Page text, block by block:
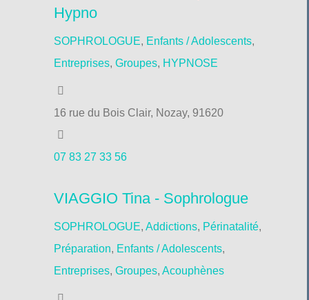
Hypno
SOPHROLOGUE, Enfants / Adolescents,
Entreprises, Groupes, HYPNOSE
16 rue du Bois Clair, Nozay, 91620
07 83 27 33 56
VIAGGIO Tina - Sophrologue
SOPHROLOGUE, Addictions, Périnatalité,
Préparation, Enfants / Adolescents,
Entreprises, Groupes, Acouphènes